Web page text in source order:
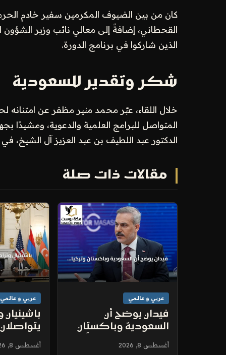
كان من بين الضيوف المكرمين سفير خادم
القحطاني، إضافةً إلى معالي نائب وزير الشؤون
الذين شاركوا في برنامج الدورة.
شكر وتقدير للسعودية
خلال اللقاء، عبّر محمد منير مظفر عن امتنانه
المتواصل للبرامج العلمية والدعوية، ومشيدًا
الدكتور عبد اللطيف بن عبد العزيز آل الشيخ، في
مقالات ذات صلة
عربي و عالمي
فيدان يوضح أن
السعودية وباكستان
وتركيا ليست دولاً
توسعية في سياق
أغسطس 8, 2026
عربي و عالمي
ذكرى
أغسطس 8, 2026